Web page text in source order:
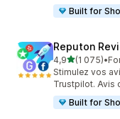
Built for
Reputon
4,9étoile(s) sur
(1 075)
1075 avis au•
Stimulez vos
Trustpilot. Avis
Built for